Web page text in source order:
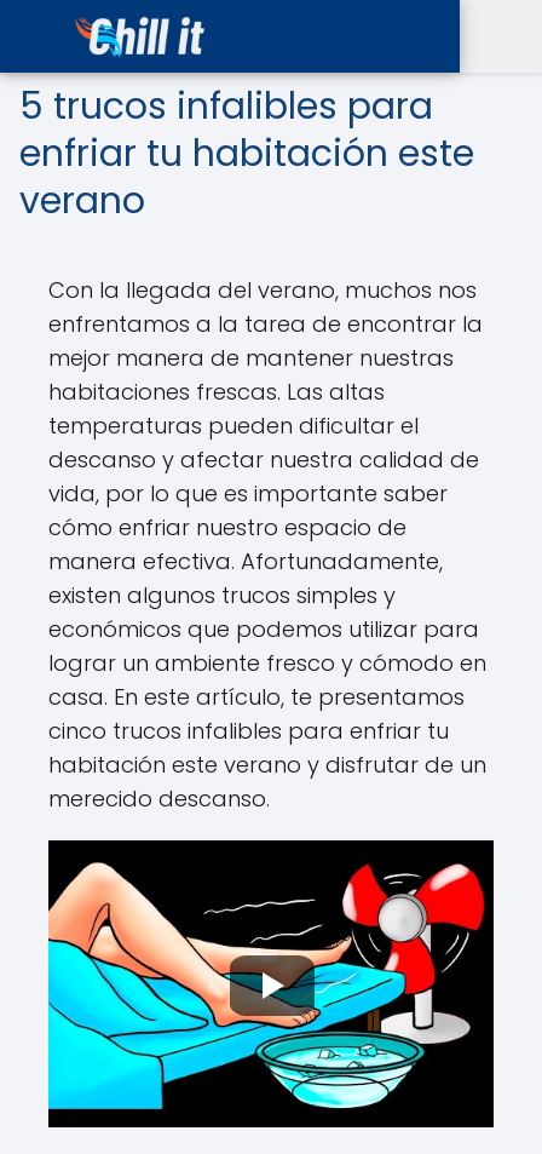
5 trucos infalibles para
enfriar tu habitación este
verano
Con la llegada del verano, muchos nos
enfrentamos a la tarea de encontrar la
mejor manera de mantener nuestras
habitaciones frescas. Las altas
temperaturas pueden dificultar el
descanso y afectar nuestra calidad de
vida, por lo que es importante saber
cómo enfriar nuestro espacio de
manera efectiva. Afortunadamente,
existen algunos trucos simples y
económicos que podemos utilizar para
lograr un ambiente fresco y cómodo en
casa. En este artículo, te presentamos
cinco trucos infalibles para enfriar tu
habitación este verano y disfrutar de un
merecido descanso.